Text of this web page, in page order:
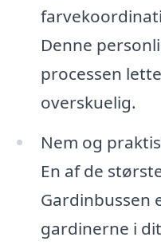
Denne
processen
overskuelig.
Nem og
En af de
Gardinbussen
gardinerne i